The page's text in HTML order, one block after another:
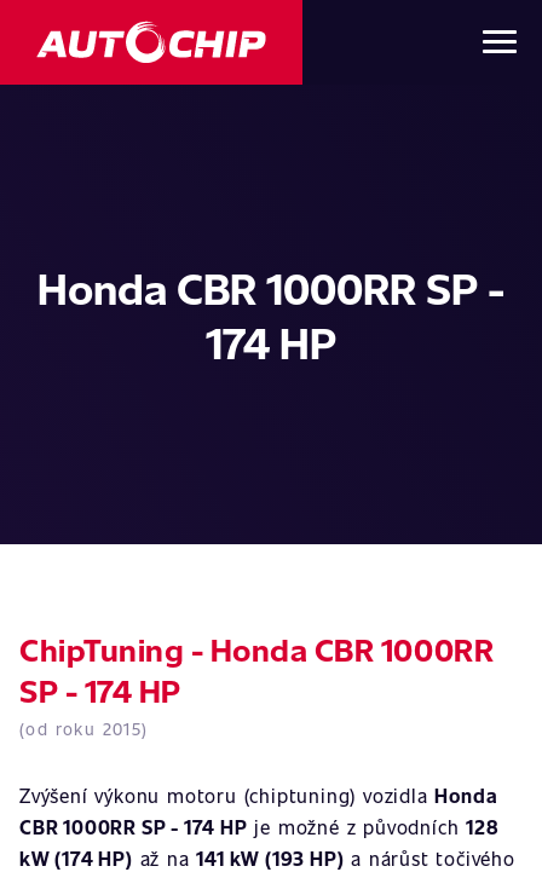
Honda CBR 1000RR SP -
174 HP
ChipTuning - Honda CBR 1000RR
SP - 174 HP
(od roku 2015)
Zvýšení výkonu motoru (chiptuning) vozidlaHonda
CBR 1000RR SP - 174 HP je možné z původních128
kW (174 HP) až na141 kW (193 HP) a nárůst točivého